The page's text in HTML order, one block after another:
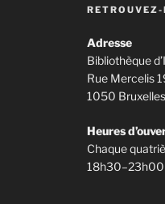
RETROUVEZ-
Adresse
Bibliothèque
Rue Mercelis
1050 Bruxelles
Heures
Chaque
18h30–23h00